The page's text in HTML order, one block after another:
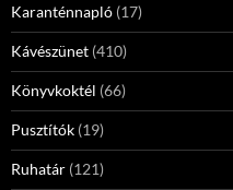
Karanténnapló (17)
Kávészünet (410)
Könyvkoktél (66)
Pusztítók (19)
Ruhatár (121)